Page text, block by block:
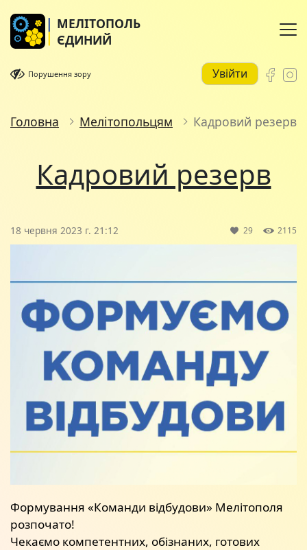
МЕЛІТОПОЛЬ
ЄДИНИЙ
Порушення зору Увійти
Головна Мелітопольцям Кадровий резерв
Кадровий резерв
18 червня 2023 г. 21:12 29 2115
Формування «Команди відбудови» Мелітополя
розпочато!
Чекаємо компетентних, обізнаних, готових